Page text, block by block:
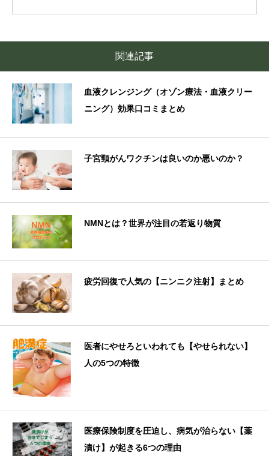
関連記事
血液クレンジング（オゾン療法・血液クリー
ニング）効果口コミまとめ
子宮頸がんワクチンは良いのか悪いのか？
NMNとは？世界が注目の若返り物質
疲労回復で人気の【ニンニク注射】まとめ
医者にやせろといわれても【やせられない】
人の5つの特徴
医療保険制度を圧迫し、病気が治らない【薬
漬け】が起きる6つの理由